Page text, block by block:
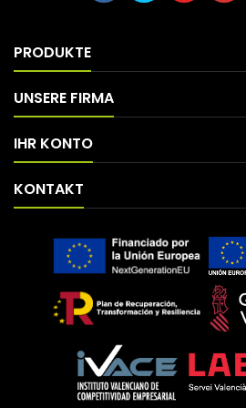
PRODUKTE
UNSERE FIRMA
IHR KONTO
KONTAKT